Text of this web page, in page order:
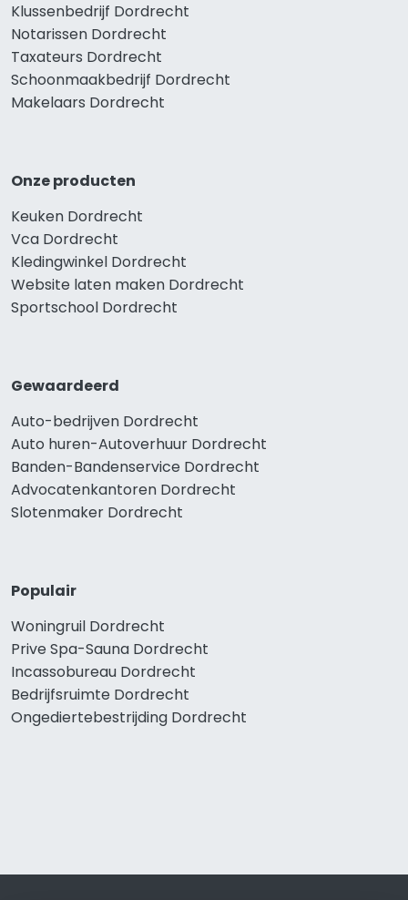
Klussenbedrijf Dordrecht
Notarissen Dordrecht
Taxateurs Dordrecht
Schoonmaakbedrijf Dordrecht
Makelaars Dordrecht
Onze producten
Keuken Dordrecht
Vca Dordrecht
Kledingwinkel Dordrecht
Website laten maken Dordrecht
Sportschool Dordrecht
Gewaardeerd
Auto-bedrijven Dordrecht
Auto huren-Autoverhuur Dordrecht
Banden-Bandenservice Dordrecht
Advocatenkantoren Dordrecht
Slotenmaker Dordrecht
Populair
Woningruil Dordrecht
Prive Spa-Sauna Dordrecht
Incassobureau Dordrecht
Bedrijfsruimte Dordrecht
Ongediertebestrijding Dordrecht